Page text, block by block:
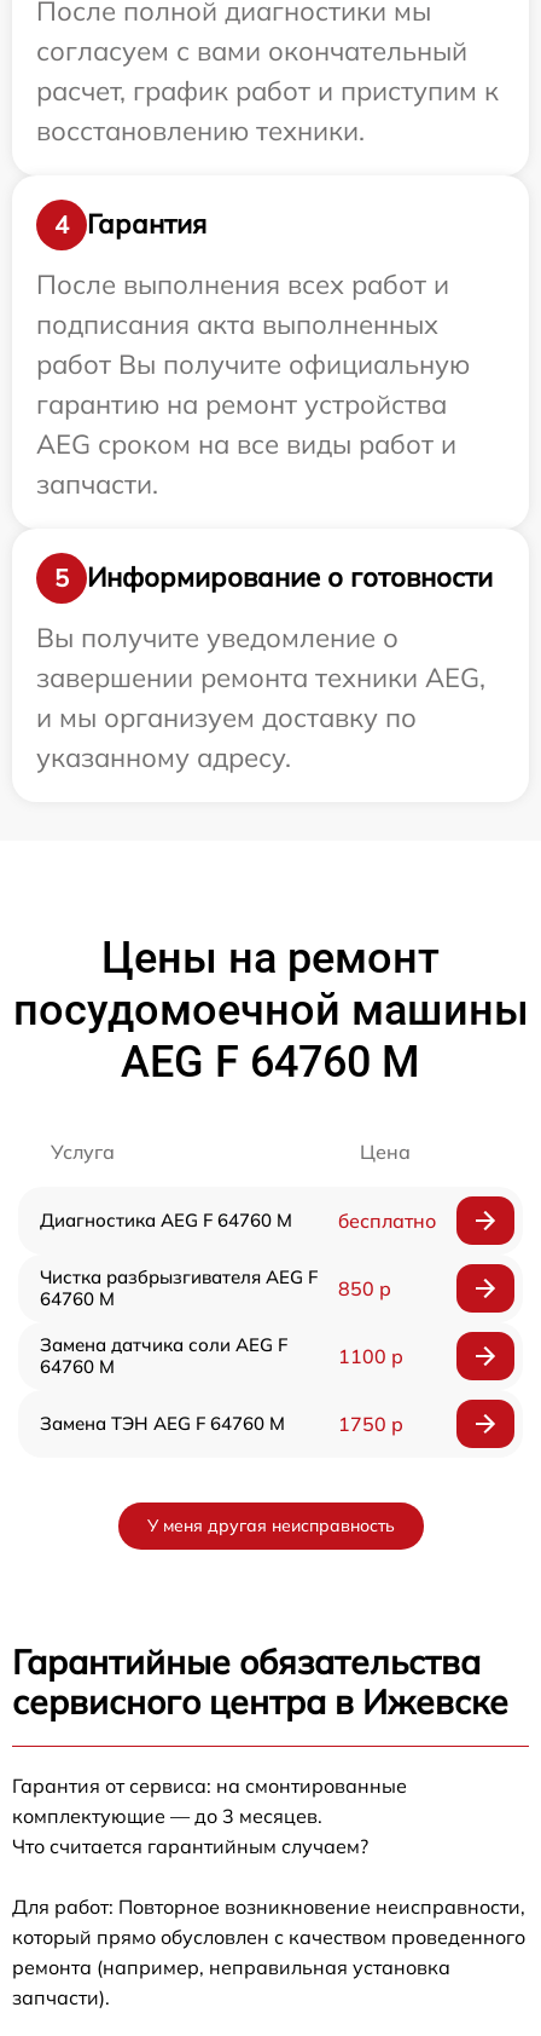
После полной диагностики мы
согласуем с вами окончательный
расчет, график работ и приступим к
восстановлению техники.
4
Гарантия
После выполнения всех работ и
подписания акта выполненных
работ Вы получите официальную
гарантию на ремонт устройства
AEG сроком на все виды работ и
запчасти.
5
Информирование о готовности
Вы получите уведомление о
завершении ремонта техники AEG,
и мы организуем доставку по
указанному адресу.
Цены на ремонт
посудомоечной машины
AEG F 64760 M
Услуга Цена
Диагностика AEG F 64760 M бесплатно
Чистка разбрызгивателя AEG F
64760 M
850 р
Замена датчика соли AEG F
64760 M
1100 р
Замена ТЭН AEG F 64760 M 1750 р
У меня другая неисправность
Гарантийные обязательства
сервисного центра в Ижевске
Гарантия от сервиса: на смонтированные
комплектующие — до 3 месяцев.
Что считается гарантийным случаем?
Для работ: Повторное возникновение неисправности,
который прямо обусловлен с качеством проведенного
ремонта (например, неправильная установка
запчасти).